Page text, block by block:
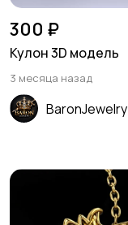
300 ₽
Кулон 3D модель
3 месяца назад
BaronJewelry